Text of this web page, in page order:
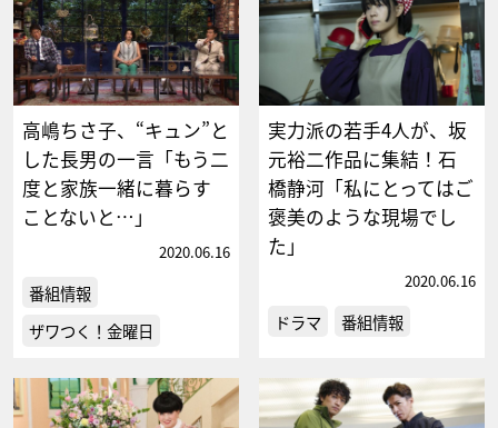
高嶋ちさ子、“キュン”と
した長男の一言「もう二
度と家族一緒に暮らす
ことないと…」
2020.06.16
番組情報
ザワつく！金曜日
実力派の若手4人が、坂
元裕二作品に集結！石
橋静河「私にとってはご
褒美のような現場でし
た」
2020.06.16
ドラマ 番組情報